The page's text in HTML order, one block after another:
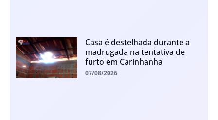
Casa é destelhada durante a
madrugada na tentativa de
furto em Carinhanha
07/08/2026